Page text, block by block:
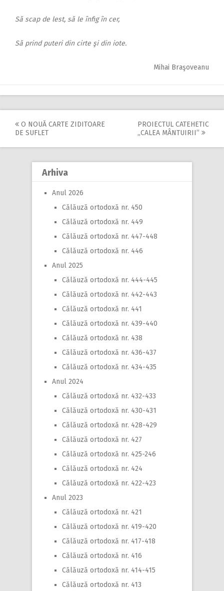
Să scap de lest, să le înfig în cer,
Să prind puteri din cirte şi din iote.
Mihai Braşoveanu
Post
navigation
O NOUĂ CARTE ZIDITOARE
DE SUFLET
PROIECTUL CATEHETIC
,,CALEA MÂNTUIRII”
Arhiva
Anul 2026
Călăuză ortodoxă nr. 450
Călăuză ortodoxă nr. 449
Călăuză ortodoxă nr. 447-448
Călăuză ortodoxă nr. 446
Anul 2025
Călăuză ortodoxă nr. 444-445
Călăuză ortodoxă nr. 442-443
Călăuză ortodoxă nr. 441
Călăuză ortodoxă nr. 439-440
Călăuză ortodoxă nr. 438
Călăuză ortodoxă nr. 436-437
Călăuză ortodoxă nr. 434-435
Anul 2024
Călăuză ortodoxă nr. 432-433
Călăuză ortodoxă nr. 430-431
Călăuză ortodoxă nr. 428-429
Călăuză ortodoxă nr. 427
Călăuză ortodoxă nr. 425-246
Călăuză ortodoxă nr. 424
Călăuză ortodoxă nr. 422-423
Anul 2023
Călăuză ortodoxă nr. 421
Călăuză ortodoxă nr. 419-420
Călăuză ortodoxă nr. 417-418
Călăuză ortodoxă nr. 416
Călăuză ortodoxă nr. 414-415
Călăuză ortodoxă nr. 413